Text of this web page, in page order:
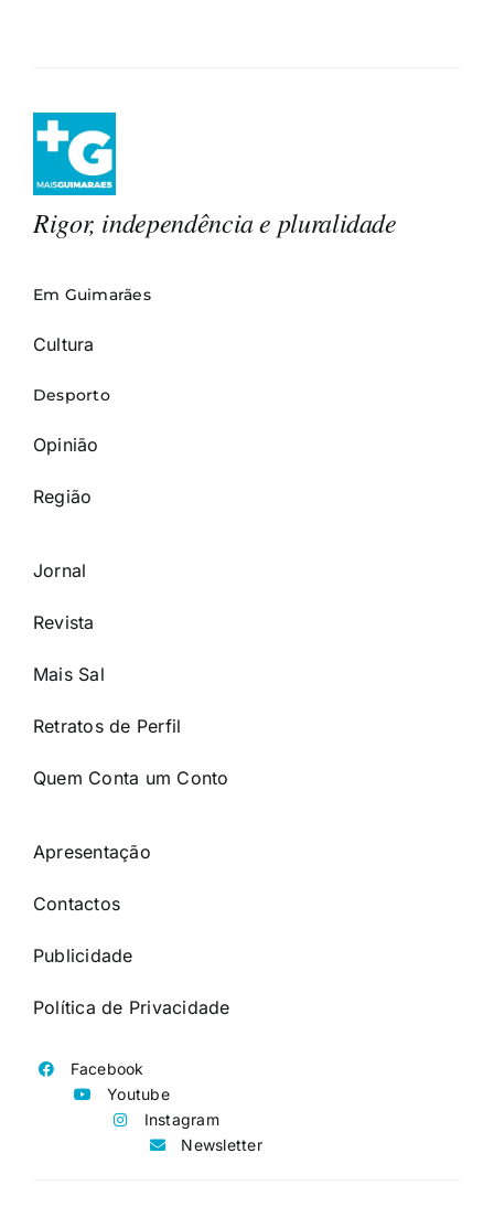
Rigor, independência e pluralidade
Em Guimarães
Cultura
Desporto
Opinião
Região
Jornal
Revista
Mais Sal
Retratos de Perfil
Quem Conta um Conto
Apresentação
Contactos
Publicidade
Política de Privacidade
Facebook
Youtube
Instagram
Newsletter